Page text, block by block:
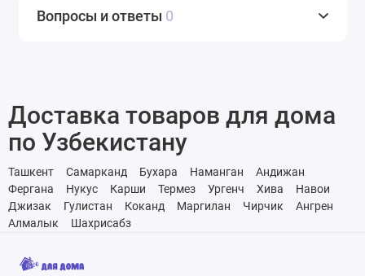
Вопросы и ответы 0
Доставка товаров для дома
по Узбекистану
Ташкент Самарканд Бухара Наманган
Андижан
Фергана
Нукус Карши Термез Ургенч Хива
Навои
Джизак
Гулистан Коканд Маргилан Чирчик
Ангрен
Алмалык
Шахрисабз